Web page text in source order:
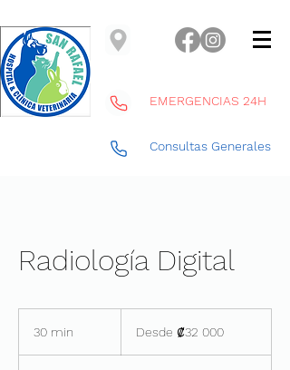
EMERGENCIAS 24H
Consultas Generales
Radiología Digital
30 min
colones
Desde ₡32 000